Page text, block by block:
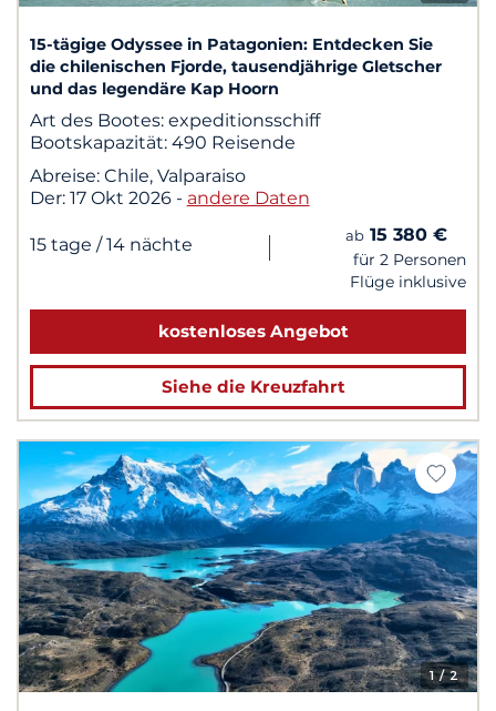
15-tägige Odyssee in Patagonien: Entdecken Sie
die chilenischen Fjorde, tausendjährige Gletscher
und das legendäre Kap Hoorn
Art des Bootes: expeditionsschiff
Bootskapazität: 490 Reisende
Abreise: Chile, Valparaiso
Der: 17 Okt 2026 - andere Daten
15 tage / 14 nächte | ab 15 380 €
für 2 Personen
Flüge inklusive
kostenloses Angebot
Siehe die Kreuzfahrt
1/ 2